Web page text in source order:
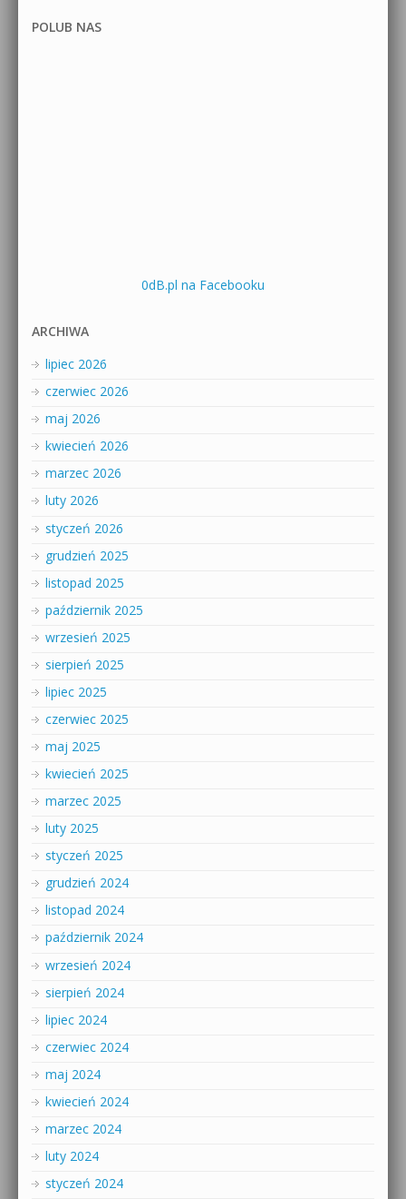
POLUB NAS
0dB.pl na Facebooku
ARCHIWA
lipiec 2026
czerwiec 2026
maj 2026
kwiecień 2026
marzec 2026
luty 2026
styczeń 2026
grudzień 2025
listopad 2025
październik 2025
wrzesień 2025
sierpień 2025
lipiec 2025
czerwiec 2025
maj 2025
kwiecień 2025
marzec 2025
luty 2025
styczeń 2025
grudzień 2024
listopad 2024
październik 2024
wrzesień 2024
sierpień 2024
lipiec 2024
czerwiec 2024
maj 2024
kwiecień 2024
marzec 2024
luty 2024
styczeń 2024